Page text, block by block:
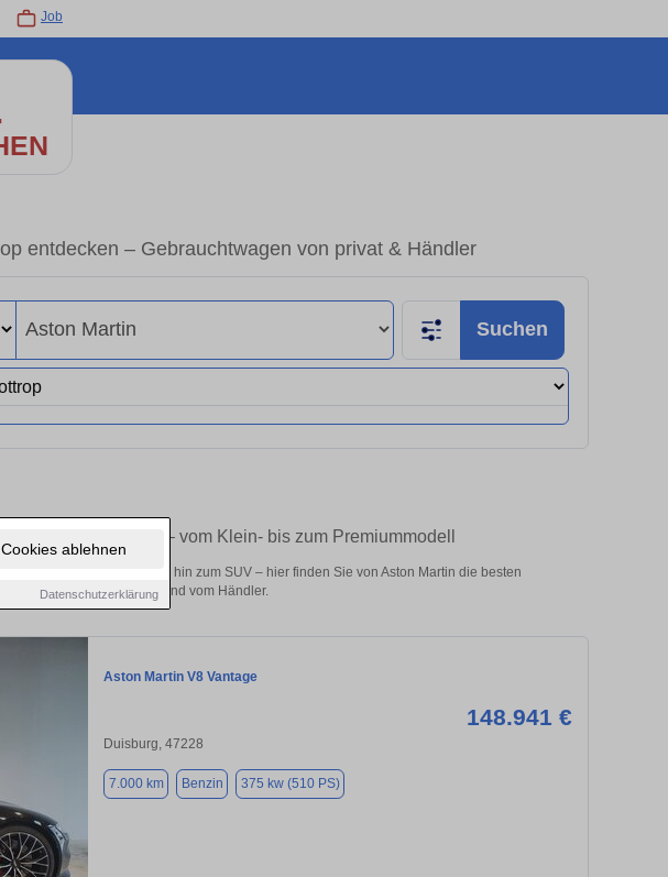
ablehnen
Datenschutzerklärung
Job
entdecken – Gebrauchtwagen von privat & Händler
Suchen
Aston Martin – vom Klein- bis zum Premiummodell
Von Kleinwagen bis hin zum SUV – hier finden Sie von Aston Martin die besten
in Bottrop von privat und vom Händler.
Aston Martin V8 Vantage
148.941 €
Duisburg, 47228
7.000 km Benzin 375 kw (510 PS)